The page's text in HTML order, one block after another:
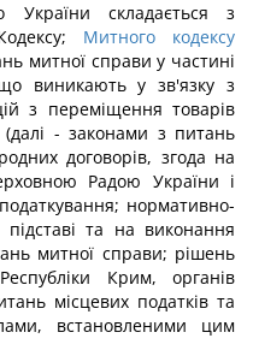
України складається з
Митного кодексу
митної справи у частині
виникають у зв'язку з
з переміщення товарів
- законами з питань
договорів, згода на
Радою України і
нормативно-
та на виконання
митної справи; рішень
Крим, органів
місцевих податків та
встановленими цим